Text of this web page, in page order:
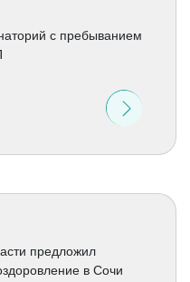
с пребыванием
предложил
в Сочи